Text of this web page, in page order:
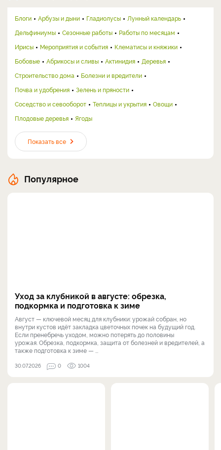
Блоги Арбузы и дыни Гладиолусы
Лунный календарь
Дельфиниумы
Сезонные работы
Работы по месяцам
Ирисы
Мероприятия и события
Клематисы и княжики
Бобовые
Абрикосы и сливы Актинидия
Деревья
Строительство дома
Болезни и вредители
Почва и удобрения
Зелень и пряности
Соседство и севооборот
Теплицы и укрытия
Овощи
Плодовые деревья
Ягоды
Показать все
Популярное
Уход за клубникой в августе: обрезка,
подкормка и подготовка к зиме
Август — ключевой месяц для клубники: урожай собран, но
внутри кустов идёт закладка цветочных почек на будущий год.
Если пренебречь уходом, можно потерять до половины
урожая. Обрезка, подкормка, защита от болезней и вредителей, а
также подготовка к зиме — ...
30.07.2026 0 1004